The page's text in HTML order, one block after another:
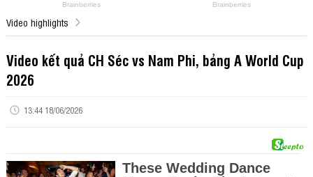
Video highlights
Video kết quả CH Séc vs Nam Phi, bảng A World Cup
2026
13:44 18/06/2026